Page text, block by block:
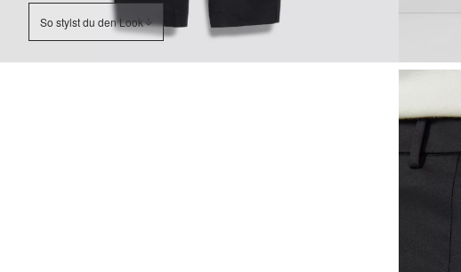
So stylst du den Look